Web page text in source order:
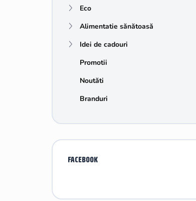
Eco
Alimentatie sănătoasă
Idei de cadouri
Promotii
Noutăti
Branduri
FACEBOOK